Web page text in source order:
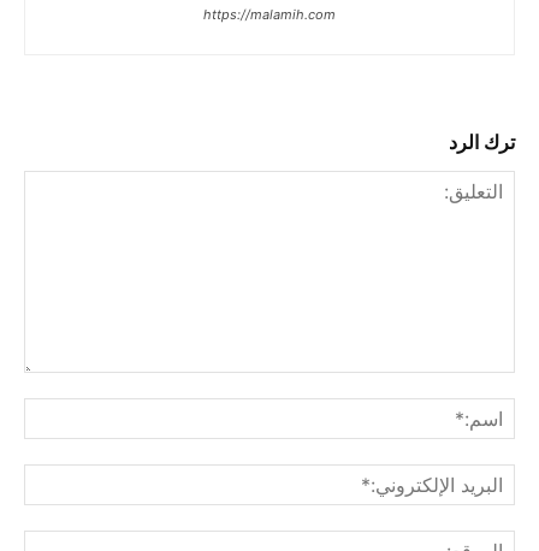
https://malamih.com
ترك الرد